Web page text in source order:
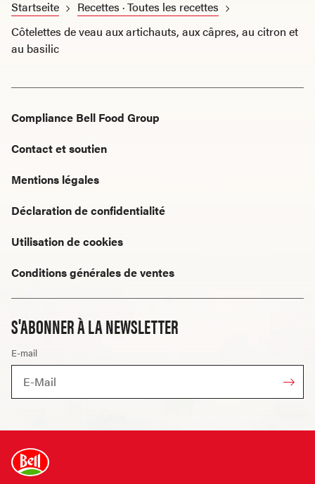
Startseite
Recettes · Toutes les recettes
Côtelettes de veau aux artichauts, aux câpres, au citron et
au basilic
S'ABONNER À LA NEWSLETTER
E-mail
Compliance Bell Food Group
Contact et soutien
Mentions légales
Déclaration de confidentialité
Utilisation de cookies
Conditions générales de ventes